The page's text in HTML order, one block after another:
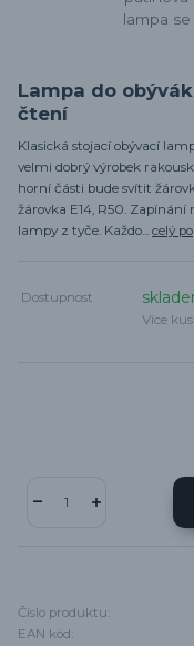
Lampa do
čtení
Klasická stojací obývací
velmi dobrý výrobek
horní části bude svítit
žárovka E14, R50. Zapínání
lampy z tyče. Každo... celý
Dostupnost
Více
Číslo produktu:
EAN kód: